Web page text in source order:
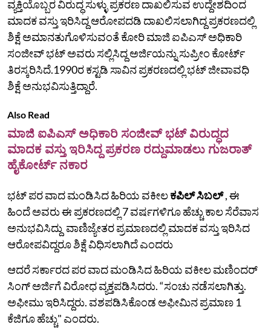
ವ್ಯಕ್ತಿಯೊಬ್ಬರ ವಿರುದ್ಧ ಸುಳ್ಳು ಪ್ರಕರಣ ದಾಖಲಿಸುವ ಉದ್ದೇಶದಿಂದ
ಮಾದಕ ವಸ್ತು ಇರಿಸಿದ್ದ ಆರೋಪದಡಿ ದಾಖಲಿಸಲಾಗಿದ್ದ ಪ್ರಕರಣದಲ್ಲಿ
ಶಿಕ್ಷೆ ಅಮಾನತುಗೊಳಿಸುವಂತೆ ಕೋರಿ ಮಾಜಿ ಐಪಿಎಸ್‌ ಅಧಿಕಾರಿ
ಸಂಜೀವ್‌ ಭಟ್‌ ಅವರು ಸಲ್ಲಿಸಿದ್ದ ಅರ್ಜಿಯನ್ನು ಸುಪ್ರೀಂ ಕೋರ್ಟ್‌
ತಿರಸ್ಕರಿಸಿದೆ.1990ರ ಕಸ್ಟಡಿ ಸಾವಿನ ಪ್ರಕರಣದಲ್ಲಿ ಭಟ್ ಜೀವಾವಧಿ
ಶಿಕ್ಷೆ ಅನುಭವಿಸುತ್ತಿದ್ದಾರೆ.
Also Read
ಮಾಜಿ ಐಪಿಎಸ್ ಅಧಿಕಾರಿ ಸಂಜೀವ್ ಭಟ್ ವಿರುದ್ಧದ
ಮಾದಕ ವಸ್ತು ಇರಿಸಿದ್ದ ಪ್ರಕರಣ ರದ್ದುಮಾಡಲು ಗುಜರಾತ್
ಹೈಕೋರ್ಟ್ ನಕಾರ
ಭಟ್‌ ಪರ ವಾದ ಮಂಡಿಸಿದ ಹಿರಿಯ ವಕೀಲಕಪಿಲ್ ಸಿಬಲ್, ಈ
ಹಿಂದೆ ಅವರು ಈ ಪ್ರಕರಣದಲ್ಲಿ 7 ವರ್ಷಗಳಿಗೂ ಹೆಚ್ಚು ಕಾಲ ಸೆರೆವಾಸ
ಅನುಭವಿಸಿದ್ದು ವಾಣಿಜ್ಯೇತರ ಪ್ರಮಾಣದಲ್ಲಿ ಮಾದಕ ವಸ್ತು ಇರಿಸಿದ
ಆರೋಪವಿದ್ದರೂ ಶಿಕ್ಷೆ ವಿಧಿಸಲಾಗಿದೆ ಎಂದರು
ಆದರೆ ಸರ್ಕಾರದ ಪರ ವಾದ ಮಂಡಿಸಿದ ಹಿರಿಯ ವಕೀಲ ಮಣಿಂದರ್
ಸಿಂಗ್ ಅರ್ಜಿಗೆ ವಿರೋಧ ವ್ಯಕ್ತಪಡಿಸಿದರು. “ಸಂಚು ನಡೆಸಲಾಗಿತ್ತು.
ಅಫೀಮು ಇರಿಸಿದ್ದರು. ವಶಪಡಿಸಿಕೊಂಡ ಅಫೀಮಿನ ಪ್ರಮಾಣ 1
ಕೆಜಿಗೂ ಹೆಚ್ಚು" ಎಂದರು.